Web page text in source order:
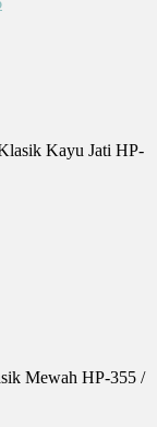
Kayu Jati HP-
Mewah HP-355 /